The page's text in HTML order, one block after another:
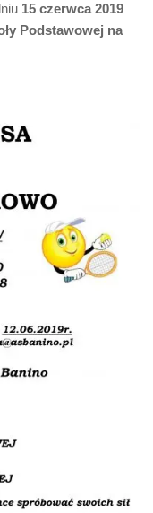
15 czerwca 2019
Podstawowej na